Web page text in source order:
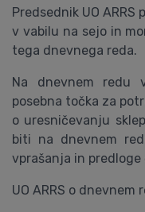
Predsednik UO
v vabilu na sejo in
tega dnevnega reda.
Na dnevnem redu
posebna točka za
o uresničevanju
biti na dnevnem
vprašanja in predloge
UO ARRS o